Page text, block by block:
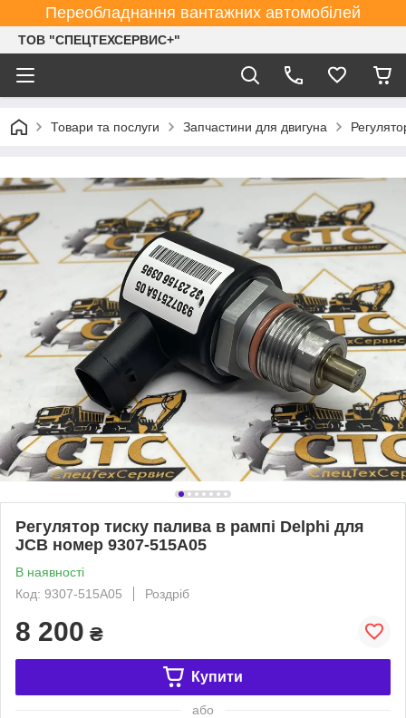
Переобладнання вантажних автомобілей
ТОВ "СПЕЦТЕХСЕРВИС+"
Товари та послуги Запчастини для двигуна
Регулятор тиску палива в рампі Delphi для
JCB номер 9307-515A05
В наявності
Код: 9307-515A05
Роздріб
8 200 ₴
Купити
або